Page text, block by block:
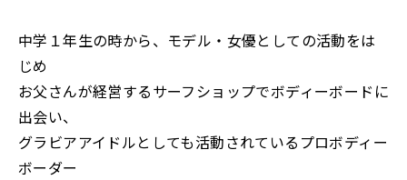
中学１年生の時から、モデル・女優としての活動をは
じめ
お父さんが経営するサーフショップでボディーボードに
出会い、
グラビアアイドルとしても活動されているプロボディー
ボーダー